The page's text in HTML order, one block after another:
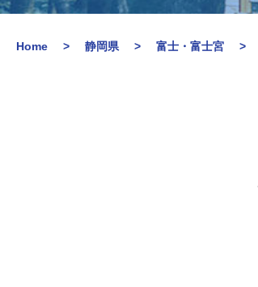
Home 静岡県 富士・富士宮